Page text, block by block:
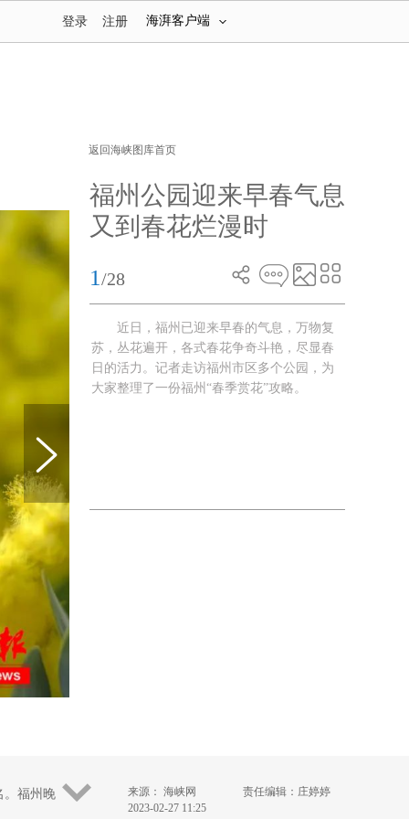
海湃客户端
登录 注册
返回海峡图库首页
福州公园迎来早春气息
又到春花烂漫时
1 /28
近日，福州已迎来早春的气息，万物复
苏，丛花遍开，各式春花争奇斗艳，尽显春
日的活力。记者走访福州市区多个公园，为
大家整理了一份福州“春季赏花”攻略。
。福州晚
来源： 海峡网
2023-02-27 11:25
责任编辑：庄婷婷